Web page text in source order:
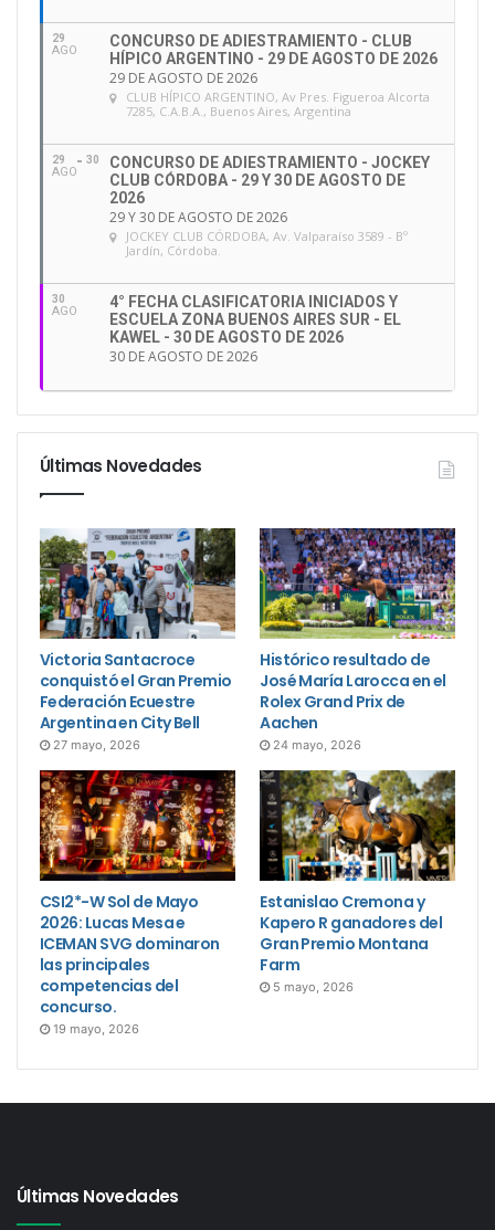
29
AGO
CONCURSO DE ADIESTRAMIENTO - CLUB
HÍPICO ARGENTINO - 29 DE AGOSTO DE 2026
29 DE AGOSTO DE 2026
CLUB HÍPICO ARGENTINO, Av Pres. Figueroa Alcorta
7285, C.A.B.A., Buenos Aires, Argentina
29
AGO
30
CONCURSO DE ADIESTRAMIENTO - JOCKEY
CLUB CÓRDOBA - 29 Y 30 DE AGOSTO DE
2026
29 Y 30 DE AGOSTO DE 2026
JOCKEY CLUB CÓRDOBA, Av. Valparaíso 3589 - Bº
Jardín, Córdoba.
30
AGO
4° FECHA CLASIFICATORIA INICIADOS Y
ESCUELA ZONA BUENOS AIRES SUR - EL
KAWEL - 30 DE AGOSTO DE 2026
30 DE AGOSTO DE 2026
Últimas Novedades
Victoria Santacroce
conquistó el Gran Premio
Federación Ecuestre
Argentina en City Bell
27 mayo, 2026
Histórico resultado de
José María Larocca en el
Rolex Grand Prix de
Aachen
24 mayo, 2026
CSI2*-W Sol de Mayo
2026: Lucas Mesa e
ICEMAN SVG dominaron
las principales
competencias del
concurso.
19 mayo, 2026
Estanislao Cremona y
Kapero R ganadores del
Gran Premio Montana
Farm
5 mayo, 2026
Últimas Novedades